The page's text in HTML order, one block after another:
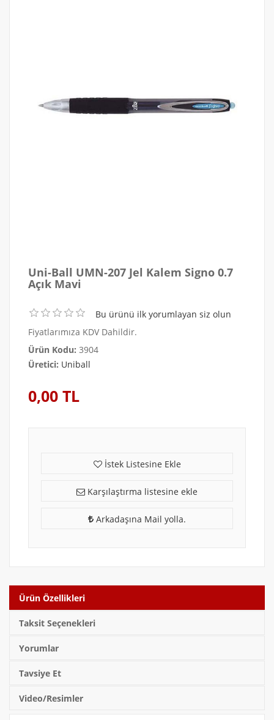
Uni-Ball UMN-207 Jel Kalem Signo 0.7
Açık Mavi
Bu ürünü ilk yorumlayan siz olun
Fiyatlarımıza KDV Dahildir.
Ürün Kodu: 3904
Üretici: Uniball
0,00 TL
İstek Listesine Ekle
Karşılaştırma listesine ekle
Arkadaşına Mail yolla.
Ürün Özellikleri
Taksit Seçenekleri
Yorumlar
Tavsiye Et
Video/Resimler